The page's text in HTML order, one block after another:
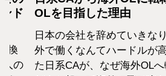
ド
換
人の
OLを目指した理由
日本の会社を辞めていきな
外で働くなんてハードルが
た日系CAが、なぜ海外OLへ